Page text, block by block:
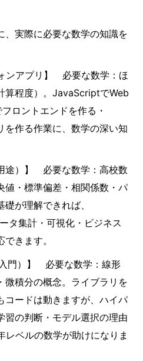
、実際に必要な数学の知識を
ンアプリ】 必要な数学：ほ
算程度）。JavaScriptでWeb
ロントエンドを作る・
作る作業に、数学の深い知
途）】 必要な数学：高校数
値・標準偏差・相関係数・パ
が理解できれば、
タ集計・可視化・ビジネス
きます。
門）】 必要な数学：線形
微積分の概念。ライブラリを
コードは動きますが、ハイパ
習の判断・モデル選択の理由
レベルの数学が助けになりま